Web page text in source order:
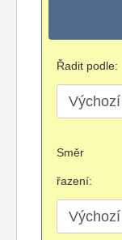
Řadit podle:
Směr
řazení: